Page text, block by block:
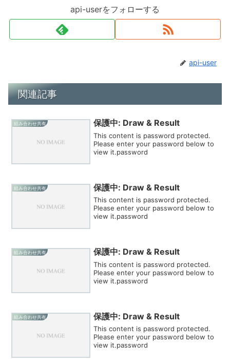
api-userをフォローする
api-user
関連記事
組み合わせ共有 保護中: Draw & Result
This content is password protected.
Please enter your password below to
view it.password
組み合わせ共有 保護中: Draw & Result
This content is password protected.
Please enter your password below to
view it.password
組み合わせ共有 保護中: Draw & Result
This content is password protected.
Please enter your password below to
view it.password
組み合わせ共有 保護中: Draw & Result
This content is password protected.
Please enter your password below to
view it.password